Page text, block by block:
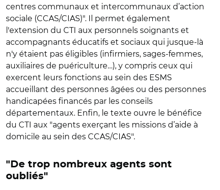
centres communaux et intercommunaux d’action
sociale (CCAS/CIAS)". Il permet également
l'extension du CTI aux personnels soignants et
accompagnants éducatifs et sociaux qui jusque-là
n'y étaient pas éligibles (infirmiers, sages-femmes,
auxiliaires de puériculture…), y compris ceux qui
exercent leurs fonctions au sein des ESMS
accueillant des personnes âgées ou des personnes
handicapées financés par les conseils
départementaux. Enfin, le texte ouvre le bénéfice
du CTI aux "agents exerçant les missions d’aide à
domicile au sein des CCAS/CIAS".
"De trop nombreux agents sont
oubliés"